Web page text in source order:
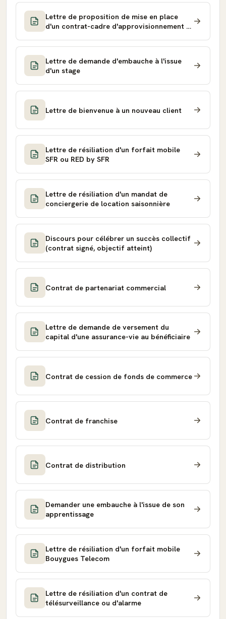
Lettre de proposition de mise en place
d'un contrat-cadre d'approvisionnement à
Lettre de demande d'embauche à l'issue
d'un stage
Lettre de bienvenue à un nouveau client
Lettre de résiliation d'un forfait mobile
SFR ou RED by SFR
Lettre de résiliation d'un mandat de
conciergerie de location saisonnière
Discours pour célébrer un succès collectif
(contrat signé, objectif atteint)
Contrat de partenariat commercial
Lettre de demande de versement du
capital d'une assurance-vie au bénéficiaire
Contrat de cession de fonds de commerce
Contrat de franchise
Contrat de distribution
Demander une embauche à l'issue de son
apprentissage
Lettre de résiliation d'un forfait mobile
Bouygues Telecom
Lettre de résiliation d'un contrat de
télésurveillance ou d'alarme